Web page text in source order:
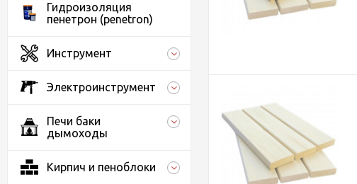
Гидроизоляция
пенетрон (penetron)
Инструмент
Электроинструмент
Печи баки
дымоходы
Кирпич и пеноблоки